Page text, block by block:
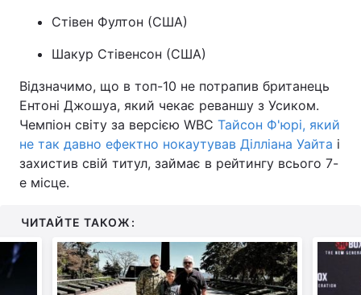
Стівен Фултон (США)
Шакур Стівенсон (США)
Відзначимо, що в топ-10 не потрапив британець
Ентоні Джошуа, який чекає реваншу з Усиком.
Чемпіон світу за версією WBC Тайсон Ф'юрі, який
не так давно ефектно нокаутував Ділліана Уайта і
захистив свій титул, займає в рейтингу всього 7-
е місце.
ЧИТАЙТЕ ТАКОЖ: